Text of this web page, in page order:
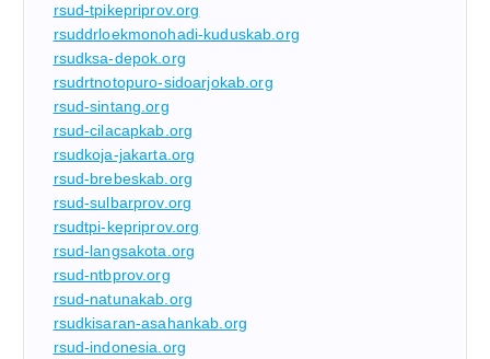
rsud-tpikepriprov.org
rsuddrloekmonohadi-kuduskab.org
rsudksa-depok.org
rsudrtnotopuro-sidoarjokab.org
rsud-sintang.org
rsud-cilacapkab.org
rsudkoja-jakarta.org
rsud-brebeskab.org
rsud-sulbarprov.org
rsudtpi-kepriprov.org
rsud-langsakota.org
rsud-ntbprov.org
rsud-natunakab.org
rsudkisaran-asahankab.org
rsud-indonesia.org